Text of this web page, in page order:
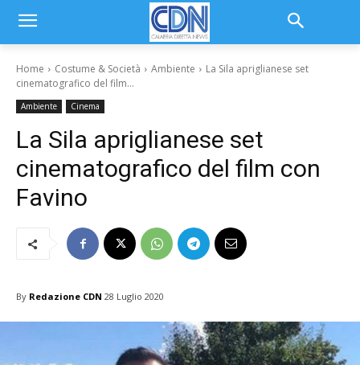
Home Costume & Società Ambiente
La Sila apriglianese set
cinematografico del film...
Ambiente Cinema
La Sila apriglianese set
cinematografico del film con
Favino
By Redazione CDN 28 Luglio 2020